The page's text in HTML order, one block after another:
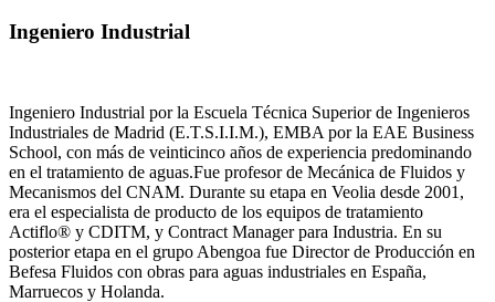
Ingeniero Industrial
Ingeniero Industrial por la Escuela Técnica Superior de Ingenieros
Industriales de Madrid (E.T.S.I.I.M.), EMBA por la EAE Business
School, con más de veinticinco años de experiencia predominando
en el tratamiento de aguas.Fue profesor de Mecánica de Fluidos y
Mecanismos del CNAM. Durante su etapa en Veolia desde 2001,
era el especialista de producto de los equipos de tratamiento
Actiflo® y CDITM, y Contract Manager para Industria. En su
posterior etapa en el grupo Abengoa fue Director de Producción en
Befesa Fluidos con obras para aguas industriales en España,
Marruecos y Holanda.